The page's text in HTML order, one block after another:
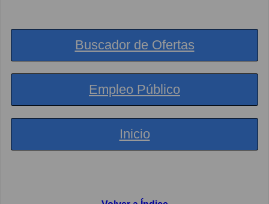
Buscador de Ofertas
Empleo Público
Inicio